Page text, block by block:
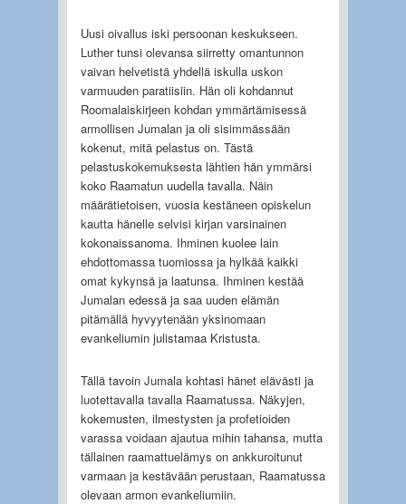
Uusi oivallus iski persoonan keskukseen.
Luther tunsi olevansa siirretty omantunnon
vaivan helvetistä yhdellä iskulla uskon
varmuuden paratiisiin. Hän oli kohdannut
Roomalaiskirjeen kohdan ymmärtämisessä
armollisen Jumalan ja oli sisimmässään
kokenut, mitä pelastus on. Tästä
pelastuskokemuksesta lähtien hän ymmärsi
koko Raamatun uudella tavalla. Näin
määrätietoisen, vuosia kestäneen opiskelun
kautta hänelle selvisi kirjan varsinainen
kokonaissanoma. Ihminen kuolee lain
ehdottomassa tuomiossa ja hylkää kaikki
omat kykynsä ja laatunsa. Ihminen kestää
Jumalan edessä ja saa uuden elämän
pitämällä hyvyytenään yksinomaan
evankeliumin julistamaa Kristusta.
Tällä tavoin Jumala kohtasi hänet elävästi ja
luotettavalla tavalla Raamatussa. Näkyjen,
kokemusten, ilmestysten ja profetioiden
varassa voidaan ajautua mihin tahansa, mutta
tällainen raamattuelämys on ankkuroitunut
varmaan ja kestävään perustaan, Raamatussa
olevaan armon evankeliumiin.